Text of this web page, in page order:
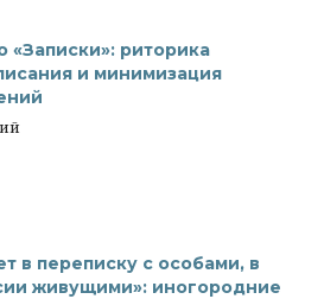
«Записки»: риторика
и минимизация
в переписку с особами, в
живущими»: иногородние